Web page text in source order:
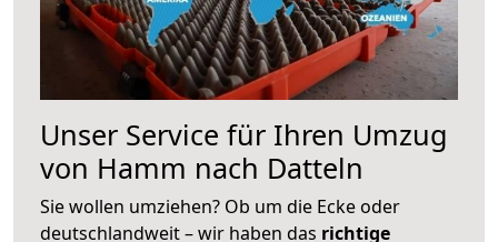
Unser Service für Ihren Umzug
von Hamm nach Datteln
Sie wollen umziehen? Ob um die Ecke oder
deutschlandweit – wir haben das richtige